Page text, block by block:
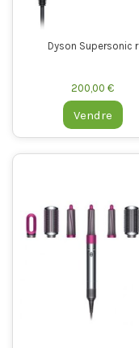
Dyson Supersonic r
200,00 €
Vendre